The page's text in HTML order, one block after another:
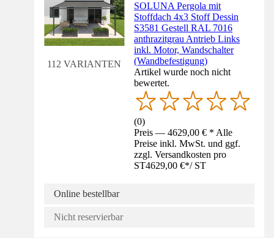
112 VARIANTEN
SOLUNA Pergola mit
Stoffdach 4x3 Stoff Dessin
S3581 Gestell RAL 7016
anthrazitgrau Antrieb Links
inkl. Motor, Wandschalter
(Wandbefestigung)
Artikel wurde noch nicht
bewertet.
(0)
Preis — 4629,00 € * Alle
Preise inkl. MwSt. und ggf.
zzgl. Versandkosten pro
ST4629,00 €*/ ST
Online bestellbar
Nicht reservierbar